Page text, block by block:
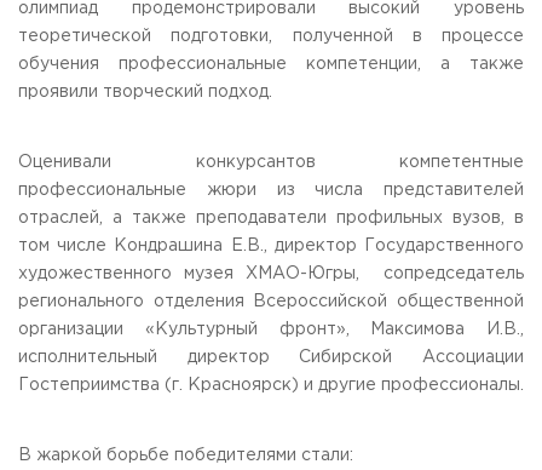
олимпиад продемонстрировали высокий уровень
теоретической подготовки, полученной в процессе
обучения профессиональные компетенции, а также
проявили творческий подход.
Оценивали конкурсантов компетентные
профессиональные жюри из числа представителей
отраслей, а также преподаватели профильных вузов, в
том числе Кондрашина Е.В., директор Государственного
художественного музея ХМАО-Югры, сопредседатель
регионального отделения Всероссийской общественной
организации «Культурный фронт», Максимова И.В.,
исполнительный директор Сибирской Ассоциации
Гостеприимства (г. Красноярск) и другие профессионалы.
В жаркой борьбе победителями стали: